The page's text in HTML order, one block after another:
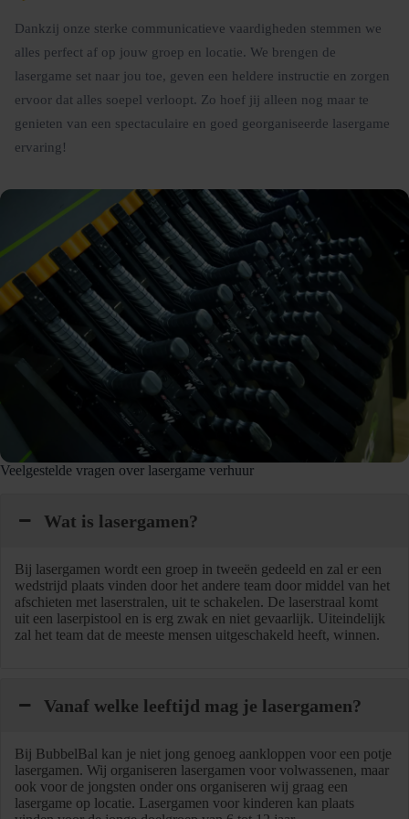
Dankzij onze sterke communicatieve vaardigheden stemmen we
alles perfect af op jouw groep en locatie. We brengen de
lasergame set naar jou toe, geven een heldere instructie en zorgen
ervoor dat alles soepel verloopt. Zo hoef jij alleen nog maar te
genieten van een spectaculaire en goed georganiseerde lasergame
ervaring!
Veelgestelde vragen over lasergame verhuur
Wat is lasergamen?
Bij lasergamen wordt een groep in tweeën gedeeld en zal er een
wedstrijd plaats vinden door het andere team door middel van het
afschieten met laserstralen, uit te schakelen. De laserstraal komt
uit een laserpistool en is erg zwak en niet gevaarlijk. Uiteindelijk
zal het team dat de meeste mensen uitgeschakeld heeft, winnen.
Vanaf welke leeftijd mag je lasergamen?
Bij BubbelBal kan je niet jong genoeg aankloppen voor een potje
lasergamen. Wij organiseren lasergamen voor volwassenen, maar
ook voor de jongsten onder ons organiseren wij graag een
lasergame op locatie. Lasergamen voor kinderen kan plaats